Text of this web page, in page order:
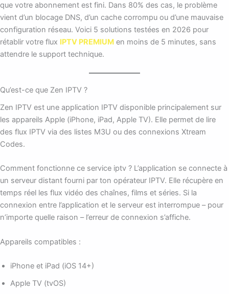
que votre abonnement est fini. Dans 80% des cas, le problème
vient d’un blocage DNS, d’un cache corrompu ou d’une mauvaise
configuration réseau. Voici 5 solutions testées en 2026 pour
rétablir votre flux IPTV PREMIUM en moins de 5 minutes, sans
attendre le support technique.
Qu’est-ce que Zen IPTV ?
Zen IPTV est une application IPTV disponible principalement sur
les appareils Apple (iPhone, iPad, Apple TV). Elle permet de lire
des flux IPTV via des listes M3U ou des connexions Xtream
Codes.
Comment fonctionne ce service iptv ? L’application se connecte à
un serveur distant fourni par ton opérateur IPTV. Elle récupère en
temps réel les flux vidéo des chaînes, films et séries. Si la
connexion entre l’application et le serveur est interrompue – pour
n’importe quelle raison – l’erreur de connexion s’affiche.
Appareils compatibles :
iPhone et iPad (iOS 14+)
Apple TV (tvOS)